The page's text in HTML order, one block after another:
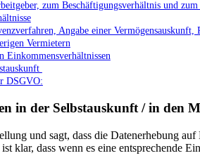
zum Beschäftigungsverhältnis und
Angabe einer Vermögensauskunft,
Vermietern
Einkommensverhältnissen
DSGVO:
in der Selbstauskunft / in den
und sagt, dass die Datenerhebung
klar, dass wenn es eine entsprechende